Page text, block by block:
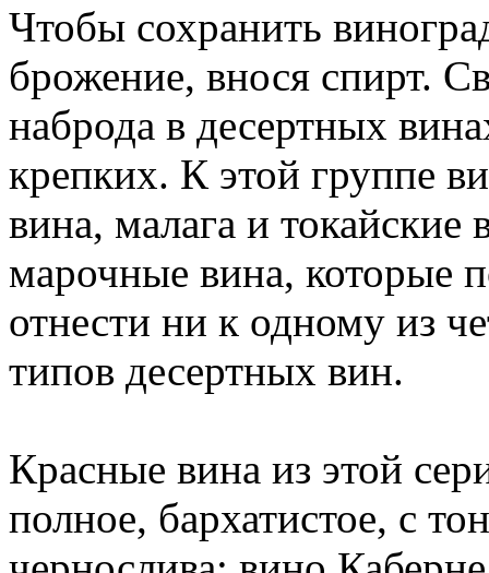
Чтобы сохранить
брожение, внося спирт.
наброда в десертных
крепких. К этой группе
вина, малага и
марочные вина, которые
отнести ни к одному из
типов десертных вин.
Красные вина из этой
полное, бархатистое, с